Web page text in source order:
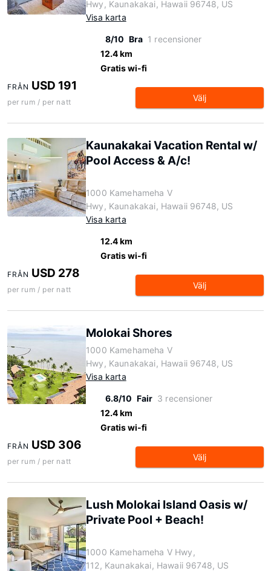
Hwy, Kaunakakai, Hawaii 96748, US
Visa karta
8/10 Bra 1 recensioner
12.4 km
Gratis wi-fi
FRÅN USD 191
per rum / per natt Välj
Kaunakakai Vacation Rental w/
Pool Access & A/c!
1000 Kamehameha V
Hwy, Kaunakakai, Hawaii 96748, US
Visa karta
12.4 km
Gratis wi-fi
FRÅN USD 278
per rum / per natt Välj
Molokai Shores
1000 Kamehameha V
Hwy, Kaunakakai, Hawaii 96748, US
Visa karta
6.8/10 Fair 3 recensioner
12.4 km
Gratis wi-fi
FRÅN USD 306
per rum / per natt Välj
Lush Molokai Island Oasis w/
Private Pool + Beach!
1000 Kamehameha V Hwy,
112, Kaunakakai, Hawaii 96748, US